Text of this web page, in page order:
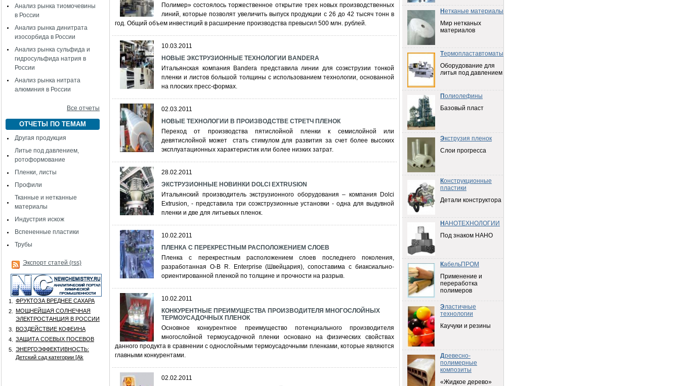
Анализ рынка тиомочевины
в России
Анализ рынка динитрата
изосорбида в России
Анализ рынка сульфида и
гидросульфида натрия в
России
Анализ рынка нитрата
алюминия в России
Все отчеты
ОТЧЕТЫ ПО ТЕМАМ
Другая продукция
Литье под давлением,
ротоформование
Пленки, листы
Профили
Тканные и нетканные
материалы
Индустрия искож
Вспененные пластики
Трубы
Экспорт статей (rss)
1.
ФРУКТОЗА ВРЕДНЕЕ САХАРА
2.
МОЩНЕЙШАЯ СОЛНЕЧНАЯ
ЭЛЕКТРОСТАНЦИЯ В РОССИИ
3.
ВОЗДЕЙСТВИЕ КОФЕИНА
4.
ЗАЩИТА СОЕВЫХ ПОСЕВОВ
5.
ЭНЕРГОЭФФЕКТИВНОСТЬ:
Детский сад категории [Аk
Полимер» состоялось торжественное открытие трех новых производственных
линий, которые позволят увеличить выпуск продукции с 26 до 42 тысяч тонн в
год. Общий объем инвестиций в расширение производства превысил 500 млн. рублей.
10.03.2011
НОВЫЕ ЭКСТРУЗИОННЫЕ ТЕХНОЛОГИИ BANDERA
Итальянская компания Bandera представила линии для соэкструзии тонкой
пленки и листов большой толщины с использованием технологии, основанной
на плоских пресс-формах.
02.03.2011
НОВЫЕ ТЕХНОЛОГИИ В ПРОИЗВОДСТВЕ СТРЕТЧ ПЛЕНОК
Переход от производства пятислойной пленки к семислойной или
девятислойной может стать стимулом для развития за счет более высоких
эксплуатационных характеристик или более низких затрат.
28.02.2011
ЭКСТРУЗИОННЫЕ НОВИНКИ DOLCI EXTRUSION
Итальянский производитель экструзионного оборудования – компания Dolci
Extrusion, - представила три соэкструзионные установки - одна для выдувной
пленки и две для литьевых пленок.
10.02.2011
ПЛЕНКА С ПЕРЕКРЕСТНЫМ РАСПОЛОЖЕНИЕМ СЛОЕВ
Пленка с перекрестным расположением слоев последнего поколения,
разработанная O-B R. Enterprise (Швейцария), сопоставима с биаксиально-
ориентированной пленкой по толщине и прочности на разрыв.
10.02.2011
КОНКУРЕНТНЫЕ ПРЕИМУЩЕСТВА ПРОИЗВОДИТЕЛЯ МНОГОСЛОЙНЫХ
ТЕРМОУСАДОЧНЫХ ПЛЕНОК
Основное конкурентное преимущество потенциального производителя
многослойной термоусадочной пленки основано на физических свойствах
данного продукта в сравнении с однослойными термоусадочными пленками, которые являются
главными конкурентами.
02.02.2011
Н етканые материалы
Мир нетканых
материалов
Термопластавтоматы
Оборудование для
литья под давлением
Полиолефины
Базовый пласт
Экструзия пленок
Слои прогресса
Конструкционные
пластики
Детали конструктора
Н АНОТЕХНОЛОГИИ
Под знаком НАНО
КабельПРОМ
Применение и
переработка
полимеров
Эластичные
технологии
Каучуки и резины
Древесно-
полимерные
композиты
«Жидкое дерево»